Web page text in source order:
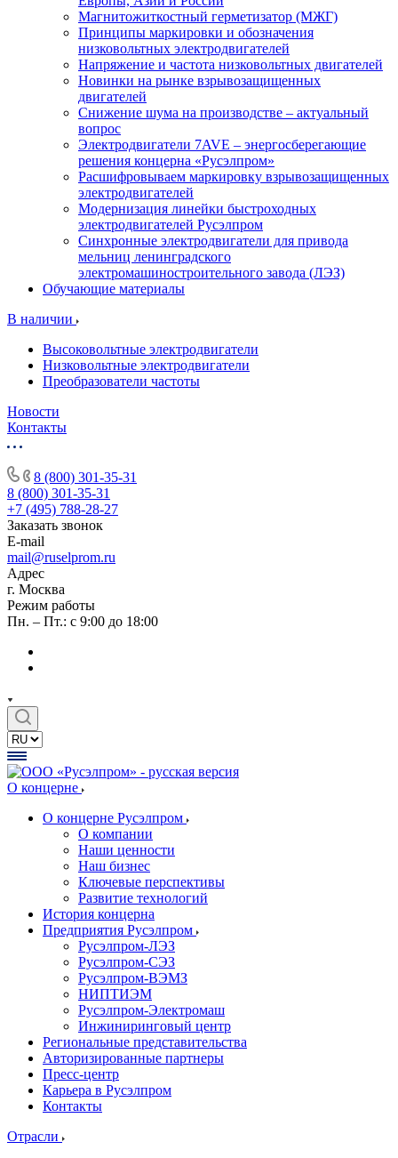
Магнитожиткостный герметизатор (МЖГ)
Принципы маркировки и обозначения
низковольтных электродвигателей
Напряжение и частота низковольтных двигателей
Новинки на рынке взрывозащищенных
двигателей
Снижение шума на производстве – актуальный
вопрос
Электродвигатели 7AVE – энергосберегающие
решения концерна «Русэлпром»
Расшифровываем маркировку взрывозащищенных
электродвигателей
Модернизация линейки быстроходных
электродвигателей Русэлпром
Синхронные электродвигатели для привода
мельниц ленинградского
электромашиностроительного завода (ЛЭЗ)
Обучающие материалы
В наличии
Высоковольтные электродвигатели
Низковольтные электродвигатели
Преобразователи частоты
Новости
Контакты
8 (800) 301-35-31
8 (800) 301-35-31
+7 (495) 788-28-27
Заказать звонок
E-mail
mail@ruselprom.ru
Адрес
г. Москва
Режим работы
Пн. – Пт.: с 9:00 до 18:00
О концерне
О концерне Русэлпром
О компании
Наши ценности
Наш бизнес
Ключевые перспективы
Развитие технологий
История концерна
Предприятия Русэлпром
Русэлпром-ЛЭЗ
Русэлпром-СЭЗ
Русэлпром-ВЭМЗ
НИПТИЭМ
Русэлпром-Электромаш
Инжиниринговый центр
Региональные представительства
Авторизированные партнеры
Пресс-центр
Карьера в Русэлпром
Контакты
Отрасли